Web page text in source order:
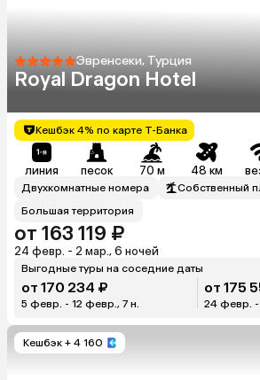
Эвренсеки, Турция
Royal Dragon Hotel
Кешбэк 4% по карте Т-Банка
линия песок 70 м 48 км
Двухкомнатные номера
Собственный
Большая территория
от 163 119 ₽
24 февр. - 2 мар., 6 ночей
Выгодные туры на соседние даты
от 170 234 ₽
5 февр. - 12 февр., 7 н.
от 175
24 февр. -
Кешбэк + 4 160